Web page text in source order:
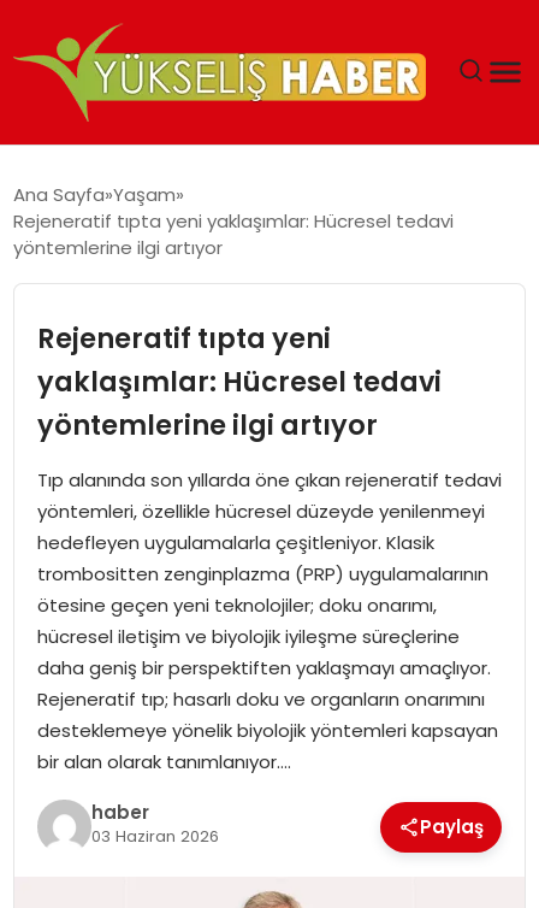
MALIYETLERINI AZALTIYOR’
Ana Sayfa Yaşam
Rejeneratif tıpta yeni yaklaşımlar: Hücresel tedavi
yöntemlerine ilgi artıyor
Rejeneratif tıpta yeni
yaklaşımlar: Hücresel tedavi
yöntemlerine ilgi artıyor
Tıp alanında son yıllarda öne çıkan rejeneratif tedavi
yöntemleri, özellikle hücresel düzeyde yenilenmeyi
hedefleyen uygulamalarla çeşitleniyor. Klasik
trombositten zenginplazma (PRP) uygulamalarının
ötesine geçen yeni teknolojiler; doku onarımı,
hücresel iletişim ve biyolojik iyileşme süreçlerine
daha geniş bir perspektiften yaklaşmayı amaçlıyor.
Rejeneratif tıp; hasarlı doku ve organların onarımını
desteklemeye yönelik biyolojik yöntemleri kapsayan
bir alan olarak tanımlanıyor….
haber
03 Haziran 2026 Paylaş